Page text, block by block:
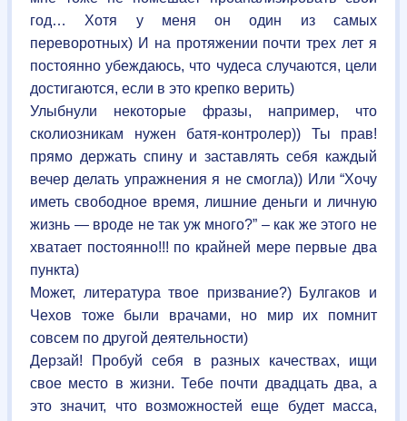
год… Хотя у меня он один из самых
переворотных) И на протяжении почти трех лет я
постоянно убеждаюсь, что чудеса случаются, цели
достигаются, если в это крепко верить)
Улыбнули некоторые фразы, например, что
сколиозникам нужен батя-контролер)) Ты прав!
прямо держать спину и заставлять себя каждый
вечер делать упражнения я не смогла)) Или “Хочу
иметь свободное время, лишние деньги и личную
жизнь — вроде не так уж много?” – как же этого не
хватает постоянно!!! по крайней мере первые два
пункта)
Может, литература твое призвание?) Булгаков и
Чехов тоже были врачами, но мир их помнит
совсем по другой деятельности)
Дерзай! Пробуй себя в разных качествах, ищи
свое место в жизни. Тебе почти двадцать два, а
это значит, что возможностей еще будет масса,